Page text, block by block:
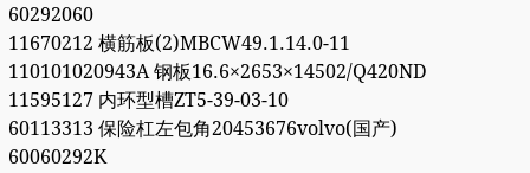
60292060
11670212 横筋板(2)MBCW49.1.14.0-11
110101020943A 钢板16.6×2653×14502/Q420ND
11595127 内环型槽ZT5-39-03-10
60113313 保险杠左包角20453676volvo(国产)
60060292K